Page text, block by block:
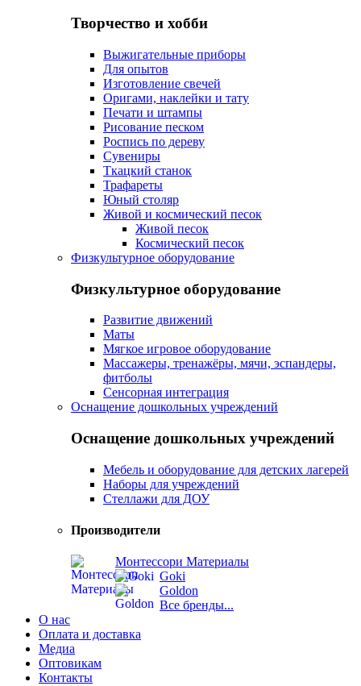
Творчество и хобби
Выжигательные приборы
Для опытов
Изготовление свечей
Оригами, наклейки и тату
Печати и штампы
Рисование песком
Роспись по дереву
Сувениры
Ткацкий станок
Трафареты
Юный столяр
Живой и космический песок
Живой песок
Космический песок
Физкультурное оборудование
Физкультурное оборудование
Развитие движений
Маты
Мягкое игровое оборудование
Массажеры, тренажёры, мячи, эспандеры,
фитболы
Сенсорная интеграция
Оснащение дошкольных учреждений
Оснащение дошкольных учреждений
Мебель и оборудование для детских лагерей
Наборы для учреждений
Стеллажи для ДОУ
Производители
Монтессори Материалы
Goki
Goldon
Все бренды...
О нас
Оплата и доставка
Медиа
Оптовикам
Контакты